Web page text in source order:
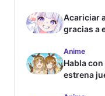
Acariciar
gracias a
Anime
Habla
estrena